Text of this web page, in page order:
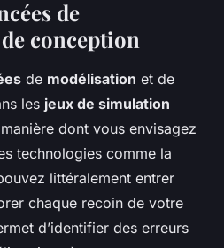
de
conception
de modélisation et de
les jeux de simulation
dont vous envisagez
technologies comme la
littéralement entrer
chaque recoin de votre
d’identifier des erreurs